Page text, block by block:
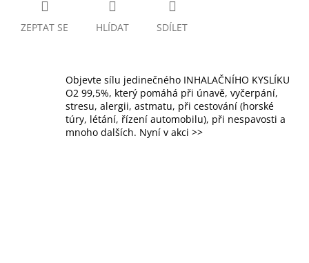
ZEPTAT SE HLÍDAT SDÍLET
Objevte sílu jedinečného INHALAČNÍHO KYSLÍKU
O2 99,5%, který pomáhá při únavě, vyčerpání,
stresu, alergii, astmatu, při cestování (horské
túry, létání, řízení automobilu), při nespavosti a
mnoho dalších. Nyní v akci >>